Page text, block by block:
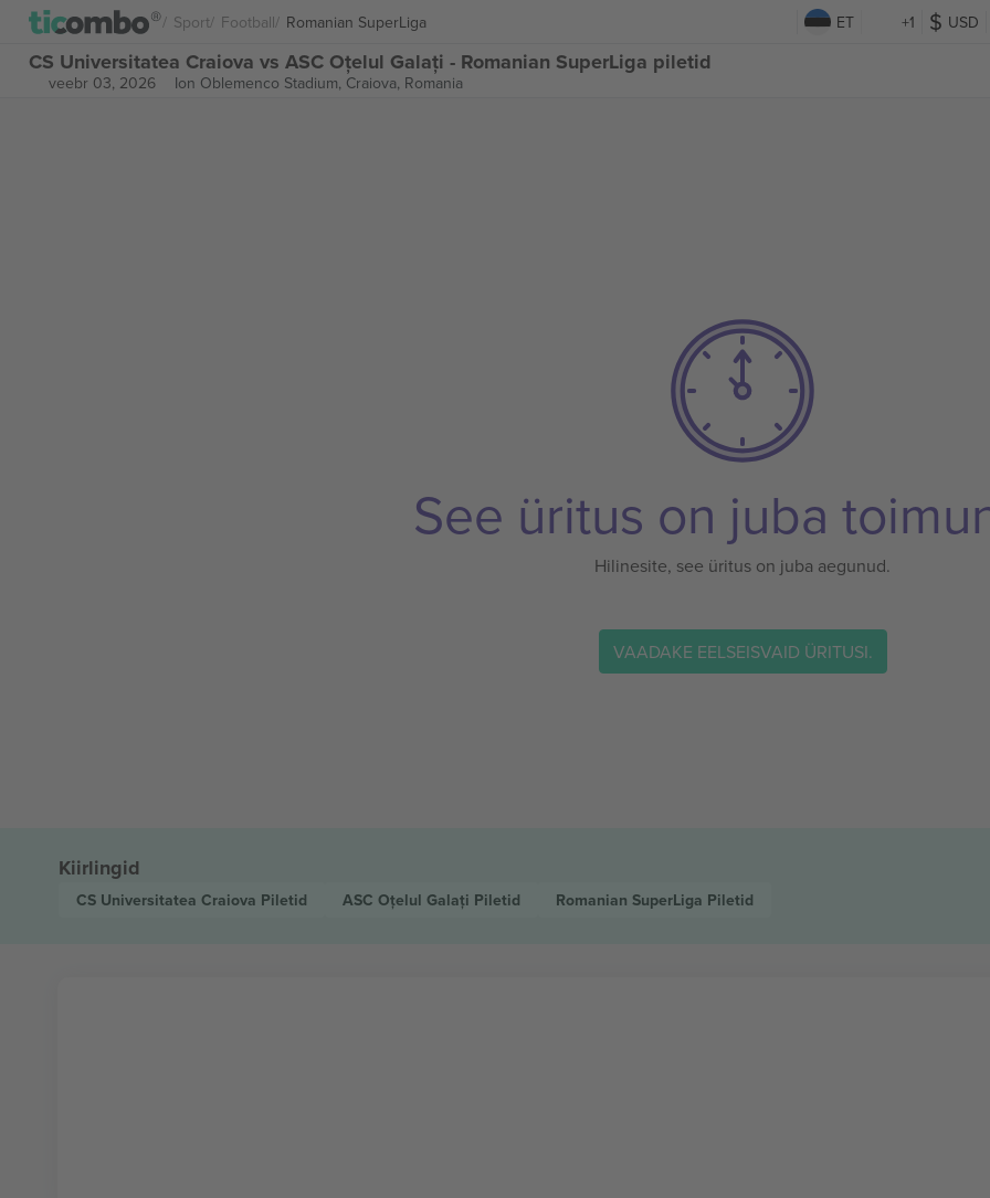
Sport Football Romanian SuperLiga ET +1 USD
CS Universitatea Craiova vs ASC Oțelul Galați - Romanian SuperLiga piletid
veebr 03, 2026 Ion Oblemenco Stadium, Craiova, Romania
See üritus on juba
Hilinesite, see üritus on juba aegunud.
VAADAKE EELSEISVAID ÜRITUSI.
Kiirlingid
CS Universitatea Craiova Piletid ASC Oțelul Galați Piletid Romanian SuperLiga Piletid